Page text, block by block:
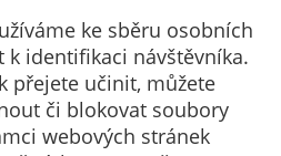
ke sběru osobních
k identifikaci návštěvníka.
přejete učinit, můžete
či blokovat soubory
webových stránek